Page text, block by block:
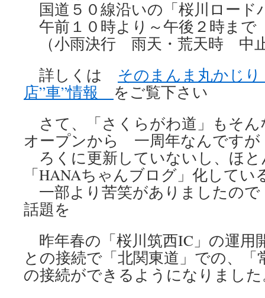
国道５０線沿いの「桜川ロード
午前１０時より～午後２時まで
（小雨決行 雨天・荒天時 中
詳しくは そのまんま丸かじ
店”車”情報 をご覧下さい
さて、「さくらがわ道」もそ
オープンから 一周年なんですが
ろくに更新していないし、ほ
「HANAちゃんブログ」化してい
一部より苦笑がありましたの
話題を
昨年春の「桜川筑西IC」の運用
との接続で「北関東道」での、「
の接続ができるようになりまし